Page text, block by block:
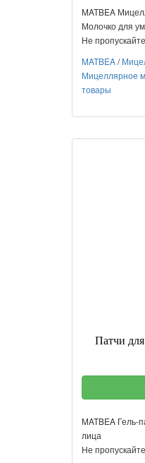
MATBEA
Молочко для
Не
MATBEA/
Мицеллярное
товары
Патчи
MATBEA Гель-
лица
Не